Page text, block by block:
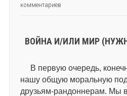
комментариев
ВОЙНА И/ИЛИ МИР
В первую очередь,
нашу общую моральную
друзьям-рандоннерам. Мы